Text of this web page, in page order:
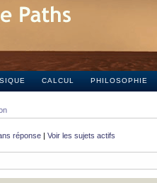
CALCUL PHILOSOPHIE
réponse | Voir les sujets actifs